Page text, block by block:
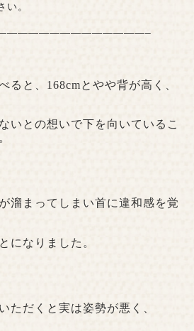
い。
ると、 168cmとやや背が高く、
いとの想いで下を向いているこ
溜まってしまい首に違和感を覚
になりました。
ただくと実は姿勢が悪く、